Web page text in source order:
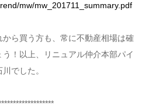
mw/mw_201711_summary.pdf
ら買う方も、常に不動産相場は確
！以上、リニュアル仲介本部パイ
でした。